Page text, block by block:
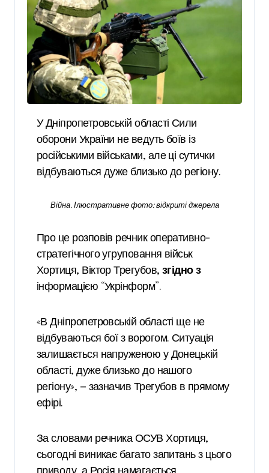
У Дніпропетровській області Сили
оборони України не ведуть боїв із
російськими військами, але ці сутички
відбуваються дуже близько до регіону.
Війна. Ілюстративне фото: відкриті джерела
Про це розповів речник оперативно-
стратегічного угруповання військ
Хортиця, Віктор Трегубов, згідно з
інформацією “Укрінформ”.
«В Дніпропетровській області ще не
відбуваються бої з ворогом. Ситуація
залишається напруженою у Донецькій
області, дуже близько до нашого
регіону», — зазначив Трегубов в прямому
ефірі.
За словами речника ОСУВ Хортиця,
сьогодні виникає багато запитань з цього